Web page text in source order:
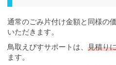
通常のごみ片付け金額と同様の
いただきます。
鳥取えびすサポートは、 見積り
ます。